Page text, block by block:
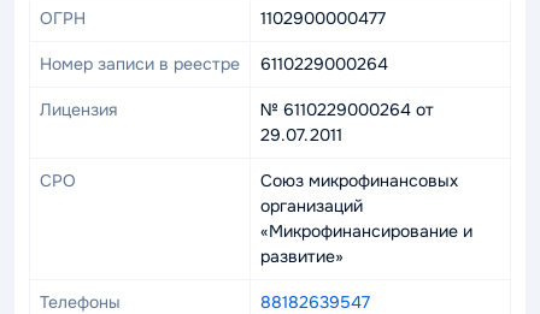
ОГРН 1102900000477
Номер записи в реестре 6110229000264
Лицензия
№ 6110229000264 от
29.07.2011
СРО
Союз микрофинансовых
организаций
«Микрофинансирование и
развитие»
Телефоны 88182639547